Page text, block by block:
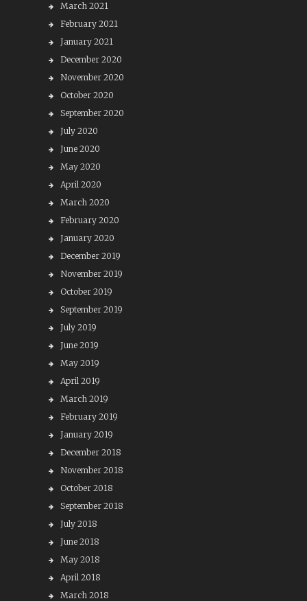
March 2021
February 2021
January 2021
December 2020
November 2020
October 2020
September 2020
July 2020
June 2020
May 2020
April 2020
March 2020
February 2020
January 2020
December 2019
November 2019
October 2019
September 2019
July 2019
June 2019
May 2019
April 2019
March 2019
February 2019
January 2019
December 2018
November 2018
October 2018
September 2018
July 2018
June 2018
May 2018
April 2018
March 2018